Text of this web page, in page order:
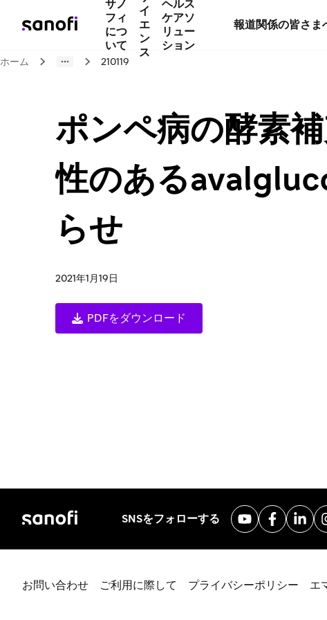
サノ
フィ
につ
いて
イ
エ
ン
ス
ヘルス
ケアソ
リュー
ション
報道関係の皆さま
ホーム 210119
ポンペ病の酵素
性のある
らせ
2021年1月19日
PDFをダウンロード
SNSをフォローする
お問い合わせ ご利用に際して プライバシーポリシー エ